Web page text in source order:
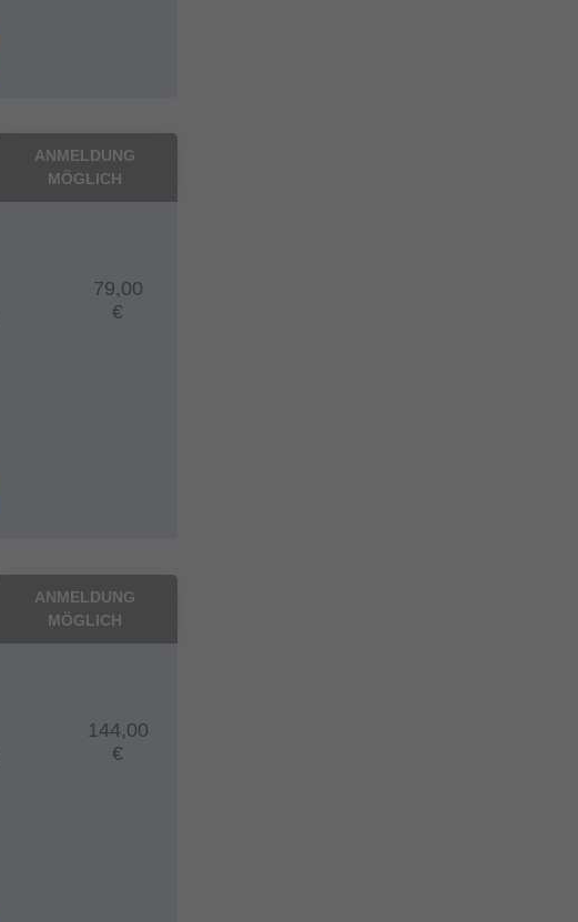
ANMELDUNG
MÖGLICH
79,00
€
ANMELDUNG
MÖGLICH
144,00
€